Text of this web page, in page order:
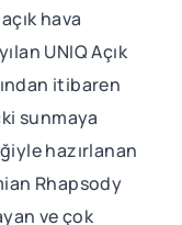
hava
UNIQ Açık
itibaren
sunmaya
hazırlanan
Rhapsody
ve çok